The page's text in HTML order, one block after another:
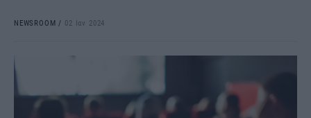
NEWSROOM / 02 Ιαν 2024